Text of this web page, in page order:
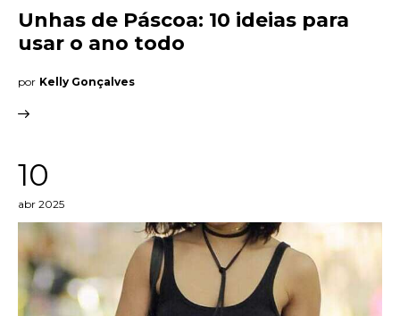
Unhas de Páscoa: 10 ideias para
usar o ano todo
por Kelly Gonçalves
10
abr 2025